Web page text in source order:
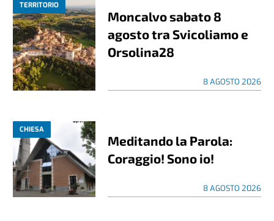
TERRITORIO
Moncalvo sabato 8
agosto tra Svicoliamo e
Orsolina28
8 AGOSTO 2026
CHIESA
Meditando la Parola:
Coraggio! Sono io!
8 AGOSTO 2026